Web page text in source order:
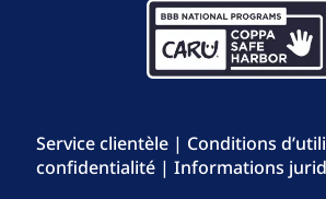
Service clientèle | Conditions
confidentialité | Informations